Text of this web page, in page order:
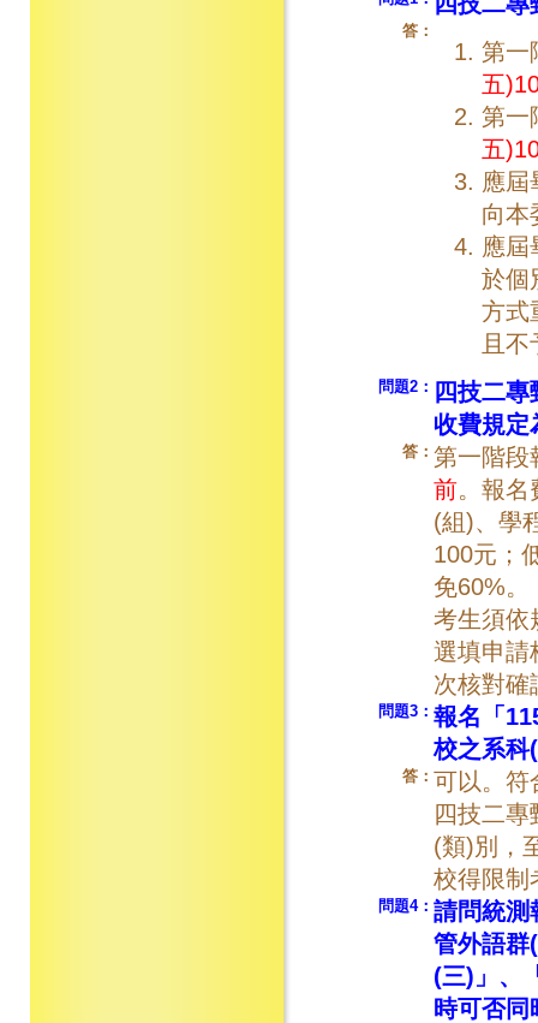
答：
第一
五
第一
五
應屆
向本
應屆
於個
方式
且
問題2： 四技二
收費規定
答： 第一階段
前。報名
(組)、學
100元；
免60%。
考生須依
選填申請
次核對確
問題3： 報名「
校之系科
答： 可以。符
四技二
(類)別，
校得限制
問題4： 請問統測
管外語群
(三)」、
時可否同